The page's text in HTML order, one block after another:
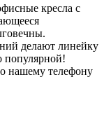
кресла с
делают линейку
популярной!
нашему телефону